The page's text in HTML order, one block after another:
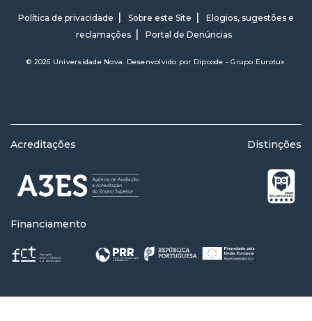
Política de privacidade Sobre este Site
Elogios, sugestões e
reclamações
Portal de Denúncias
© 2026 Universidade Nova. Desenvolvido por Dipcode - Grupo Eurotux
Acreditações Distinções
Financiamento